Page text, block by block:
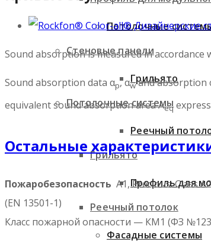
Стеновые панели
Потолочные системы
Грильято
Реечный потолок
Потолочные
Грильято
Реечный
Профиль для
Фасадные системы
Sound absorption is measured in accordance
Sound absorption data αp, αwand absorption
equivalent sound absorption area Aeq
Остальные
Пожаробезопасность A1, Precious: Class
(EN 13501-1)
Класс пожарной опасности — КМ1 (ФЗ